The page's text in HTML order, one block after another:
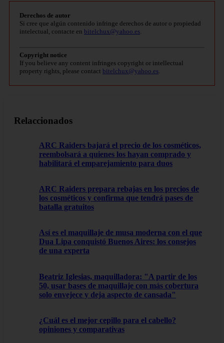
Derechos de autor
Si cree que algún contenido infringe derechos de autor o propiedad
intelectual, contacte en bitelchux@yahoo.es.
Copyright notice
If you believe any content infringes copyright or intellectual
property rights, please contact bitelchux@yahoo.es.
Relaccionados
ARC Raiders bajará el precio de los cosméticos,
reembolsará a quienes los hayan comprado y
habilitará el emparejamiento para duos
ARC Raiders prepara rebajas en los precios de
los cosméticos y confirma que tendrá pases de
batalla gratuitos
Así es el maquillaje de musa moderna con el que
Dua Lipa conquistó Buenos Aires: los consejos
de una experta
Beatriz Iglesias, maquilladora: "A partir de los
50, usar bases de maquillaje con más cobertura
solo envejece y deja aspecto de cansada"
¿Cuál es el mejor cepillo para el cabello?
opiniones y comparativas